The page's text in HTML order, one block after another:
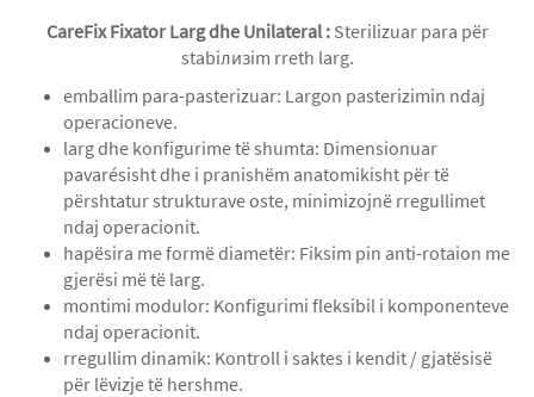
CareFix Fixator Larg dhe Unilateral : Sterilizuar para për
stabiлизim rreth larg.
emballim para-pasterizuar: Largon pasterizimin ndaj
operacioneve.
larg dhe konfigurime të shumta: Dimensionuar
pavarésisht dhe i pranishëm anatomikisht për të
përshtatur strukturave oste, minimizojnë rregullimet
ndaj operacionit.
hapësira me formë diametër: Fiksim pin anti-rotaion me
gjerësi më të larg.
montimi modulor: Konfigurimi fleksibil i komponenteve
ndaj operacionit.
rregullim dinamik: Kontroll i saktes i kendit / gjatësisë
për lëvizje të hershme.